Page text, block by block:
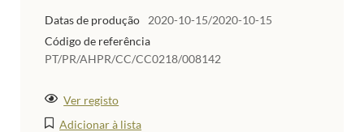
Datas de produção
2020-10-15/2020-10-15
Código de referência
PT/PR/AHPR/CC/CC0218/008142
Ver registo
Adicionar à lista